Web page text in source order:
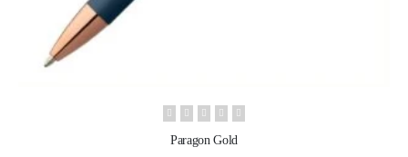
Paragon Gold